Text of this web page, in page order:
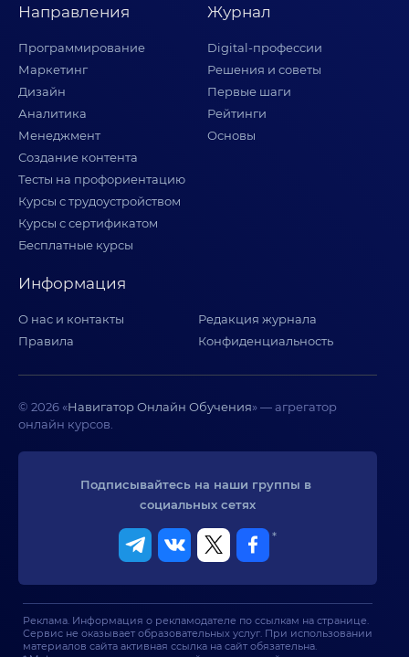
Направления
Программирование
Маркетинг
Дизайн
Аналитика
Менеджмент
Создание контента
Тесты на профориентацию
Курсы с трудоустройством
Курсы с сертификатом
Бесплатные курсы
Журнал
Digital-профессии
Решения и советы
Первые шаги
Рейтинги
Основы
Информация
О нас и контакты
Редакция журнала
Правила
Конфиденциальность
© 2026 «Навигатор Онлайн Обучения» — агрегатор
онлайн курсов.
Подписывайтесь на наши группы в
социальных сетях
*
Реклама. Информация о рекламодателе по ссылкам на странице.
Сервис не оказывает образовательных услуг. При использовании
материалов сайта активная ссылка на сайт обязательна.